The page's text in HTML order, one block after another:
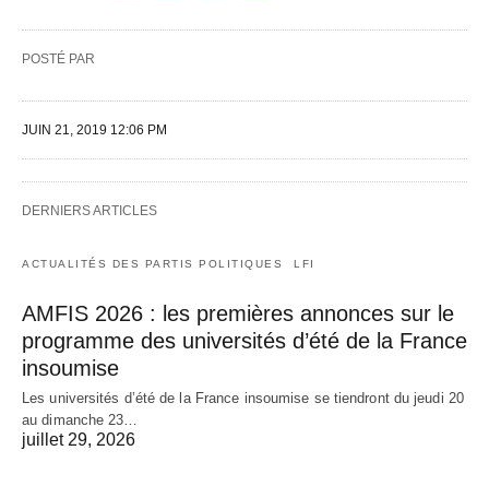
POSTÉ PAR
JUIN 21, 2019 12:06 PM
DERNIERS ARTICLES
ACTUALITÉS DES PARTIS POLITIQUES LFI
AMFIS 2026 : les premières annonces sur le
programme des universités d’été de la France
insoumise
Les universités d’été de la France insoumise se tiendront du jeudi 20
au dimanche 23…
juillet 29, 2026